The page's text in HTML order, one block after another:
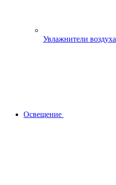
Увлажнители воздуха
Освещение